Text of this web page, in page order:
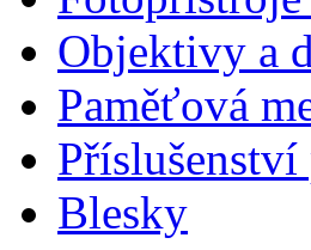
Objektivy a
Paměťová
Blesky